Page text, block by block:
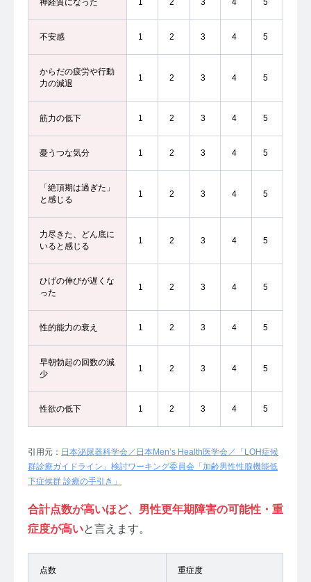
不安感 1 2 3 4 5
からだの疲労や行動
力の減退
1 2 3 4 5
筋力の低下 1 2 3 4 5
憂うつな気分 1 2 3 4 5
「絶頂期は過ぎた」
と感じる
1 2 3 4 5
力尽きた、どん底に
いると感じる
1 2 3 4 5
ひげの伸びが遅くな
った
1 2 3 4 5
性的能力の衰え 1 2 3 4 5
早朝勃起の回数の減
少
1 2 3 4 5
性欲の低下 1 2 3 4 5
引用元： 日本泌尿器科学会／日本Men’s Health医学会／「LOH症候
群診療ガイドライン」検討ワーキング委員会「加齢男性性腺機能低
下症候群 診療の手引き」
合計点数が高いほど、男性更年期障害の可能性・重
症度が高いと言えます。
点数 重症度